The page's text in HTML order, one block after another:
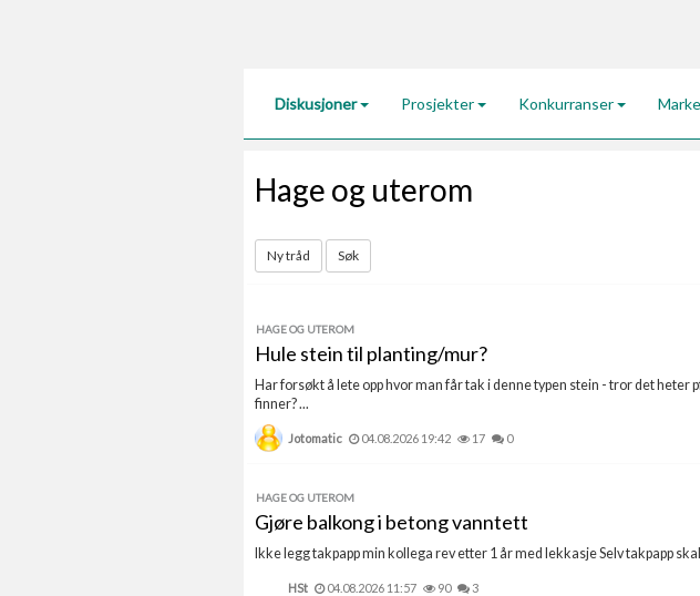
Diskusjoner Prosjekter Konkurranser
Hage og uterom
Ny tråd Søk
HAGE OG UTEROM
Hule stein til planting/mur?
Har forsøkt å lete opp hvor man får tak i denne typen stein - tror det
finner? ...
Jotomatic 04.08.2026 19:42 17 0
HAGE OG UTEROM
Gjøre balkong i betong vanntett
Ikke legg takpapp min kollega rev etter 1 år med lekkasje Selv takpapp
HSt 04.08.2026 11:57 90 3